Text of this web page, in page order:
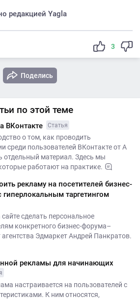
редакцией Yagla
3
Поделись
по этой теме
ВКонтакте Статья
о том, как проводить
среди пользователей ВКонтакте от А
отдельный материал. Здесь мы
работают на практике.
рекламу на посетителей бизнес-
таргетингом
сделать персональное
конкретного бизнес-форума–
Эдмаркет Андрей Панкратов.
рекламы для начинающих
настраивается на пользователей с
К ним относятся,